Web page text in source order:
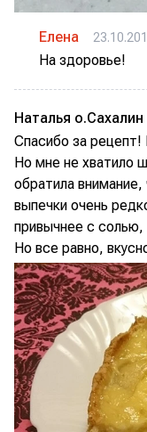
Елена
На здоровье!
Наталья о.Сахалин
Спасибо за
Но мне не хватило
обратила
выпечки очень
привычнее с солью,
Но все равно,